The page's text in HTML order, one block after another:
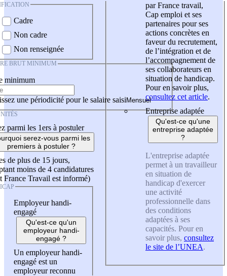
Cadre
Non cadre
Non renseignée
BRUT MINIMUM
minimum
une périodicité pour le salaire saisi
parmi les 1ers à postuler
serez-vous parmi les
premiers à postuler ?
de plus de 15 jours,
moins de 4 candidatures
France Travail est informé)
Employeur handi-
engagé
Qu'est-ce qu'un
employeur handi-
engagé ?
Un employeur handi-
engagé est un
employeur reconnu
par France travail,
Cap emploi et ses
partenaires pour ses
actions concrètes en
faveur du recrutement,
de l’intégration et de
l’accompagnement de
ses collaborateurs en
situation de handicap.
Pour en savoir plus,
consultez cet article.
Entreprise adaptée
Qu'est-ce qu'une
entreprise adaptée
?
L'entreprise adaptée
permet à un travailleur
en situation de
handicap d'exercer
une activité
professionnelle dans
des conditions
adaptées à ses
capacités. Pour en
savoir plus, consultez
le site de l’UNEA.